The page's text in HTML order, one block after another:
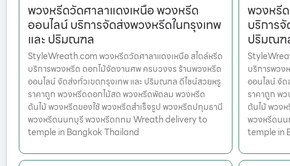
พวงหรีดวัดศาลาแดงเหนือ พวงหรีด
ออนไลน์ บริการจัดส่งพวงหรีดในกรุงเทพ
และ ปริมณฑล
StyleWreath.com พวงหรีดวัดศาลาแดงเหนือ สไตล์หรีด
บริการพวงหรีด ดอกไม้จัดงานศพ ครบวงจร ร้านพวงหรีด
ออนไลน์ จัดส่งทั่วเขตกรุงเทพ และ ปริมณฑล ดีไซน์สวยหรู
ราคาถูก พวงหรีดดอกไม้สด พวงหรีดพัดลม พวงหรีด
ต้นไม้ พวงหรีดของใช้ พวงหรีดสำเร็จรูป พวงหรีดปทุมธานี
พวงหรีดนนทบุรี พวงหรีดกทม Wreath delivery to
temple in Bangkok Thailand
พวงหรี
บริการ
ปริมณฑ
บริการพวง
ออนไลน์ จั
ราคาถูก พ
ต้นไม้ พวง
พวงหรีดน
temple in